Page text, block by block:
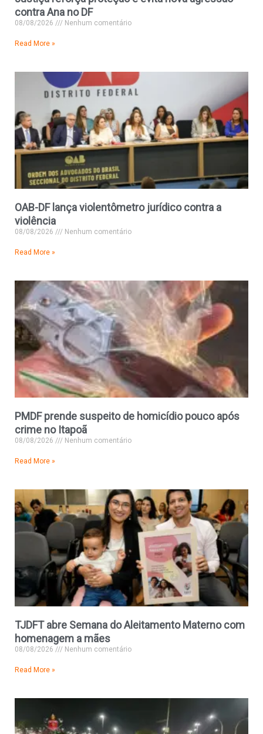
contra Ana no DF
08/08/2026 Nenhum comentário
Read More »
OAB-DF lança violentômetro jurídico contra a
violência
08/08/2026 Nenhum comentário
Read More »
PMDF prende suspeito de homicídio pouco após
crime no Itapoã
08/08/2026 Nenhum comentário
Read More »
TJDFT abre Semana do Aleitamento Materno com
homenagem a mães
08/08/2026 Nenhum comentário
Read More »